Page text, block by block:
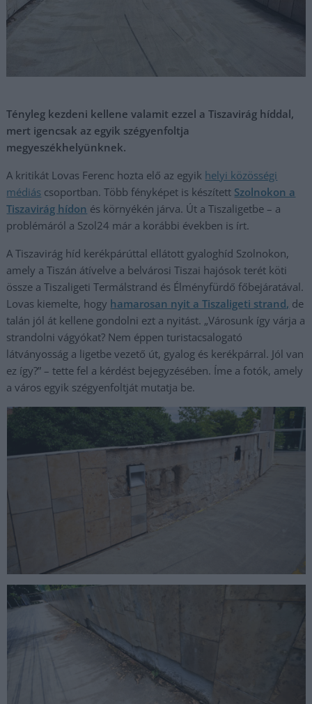
Tényleg kezdeni kellene valamit ezzel a Tiszavirág híddal,
mert igencsak az egyik szégyenfoltja
megyeszékhelyünknek.
A kritikát Lovas Ferenc hozta elő az egyik helyi közösségi
médiás csoportban. Több fényképet is készített Szolnokon a
Tiszavirág hídon és környékén járva. Út a Tiszaligetbe – a
problémáról a Szol24 már a korábbi években is írt.
A Tiszavirág híd kerékpárúttal ellátott gyaloghíd Szolnokon,
amely a Tiszán átívelve a belvárosi Tiszai hajósok terét köti
össze a Tiszaligeti Termálstrand és Élményfürdő főbejáratával.
Lovas kiemelte, hogy hamarosan nyit a Tiszaligeti strand, de
talán jól át kellene gondolni ezt a nyitást. „Városunk így várja a
strandolni vágyókat? Nem éppen turistacsalogató
látványosság a ligetbe vezető út, gyalog és kerékpárral. Jól van
ez így?” – tette fel a kérdést bejegyzésében. Íme a fotók, amely
a város egyik szégyenfoltját mutatja be.